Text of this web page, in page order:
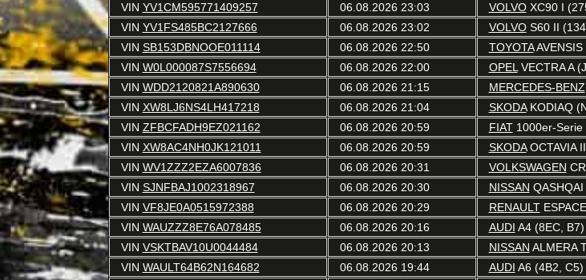
VIN YV1CM595771409257 06.08.2026 23:03 VOLVOXC90 I
VIN YV1FS485BC2127666 06.08.2026 23:02 VOLVOS60 II
VIN SB153DBNOOE011114 06.08.2026 22:50 TOYOTAAVENSIS
VIN W0L000087S7556694 06.08.2026 22:00 OPELVECTRA A
VIN WDD2120821A890630 06.08.2026 21:15 MERCEDES-BENZ
VIN XW8LJ6NS4LH417218 06.08.2026 21:04 SKODAKODIAQ
VIN ZFBCFADH9EZ021162 06.08.2026 20:59 FIAT1000er-Serie
VIN XW8AC4NH0JK121011 06.08.2026 20:59 SKODAOCTAVIA
VIN WV1ZZZ2EZA6007836 06.08.2026 20:31 VOLKSWAGEN
VIN SJNFBAJ1002318967 06.08.2026 20:30 NISSAN
VIN VF8JE0A0515972388 06.08.2026 20:29 RENAULT
VIN WAUZZZ8E76A078485 06.08.2026 20:16 AUDI A4 (8EC, B7)
VIN VSKTBAV10U0044484 06.08.2026 20:13 NISSAN ALMERA
VIN WAULT64B62N164682 06.08.2026 19:44 AUDI A6 (4B2, C5)